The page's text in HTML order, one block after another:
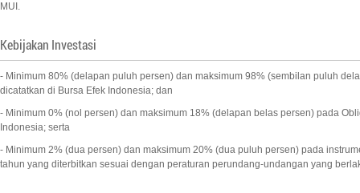
MUI.
Kebijakan Investasi
- Minimum 80% (delapan puluh persen) dan maksimum 98% (sembilan puluh
dicatatkan di Bursa Efek Indonesia; dan
- Minimum 0% (nol persen) dan maksimum 18% (delapan belas persen) pada
Indonesia; serta
- Minimum 2% (dua persen) dan maksimum 20% (dua puluh persen) pada
tahun yang diterbitkan sesuai dengan peraturan perundang-undangan yang